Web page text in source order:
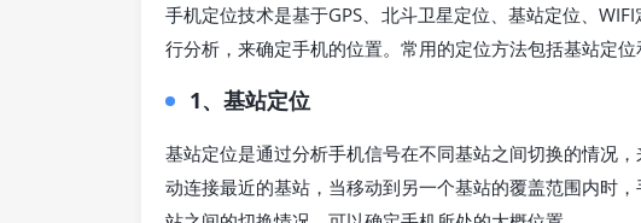
手机定位技术是基于GPS、北斗卫星定位、基站定位、
行分析，来确定手机的位置。常用的定位方法包括基站定位
1、基站定位
基站定位是通过分析手机信号在不同基站之间切换的情况
动连接最近的基站，当移动到另一个基站的覆盖范围内时